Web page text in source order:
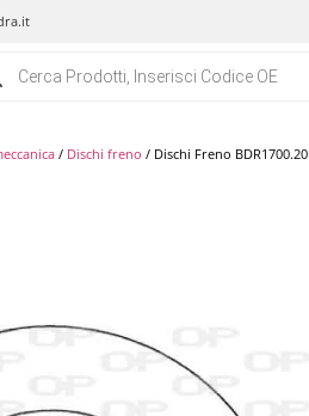
/ Dischi freno / Dischi Freno BDR1700.20